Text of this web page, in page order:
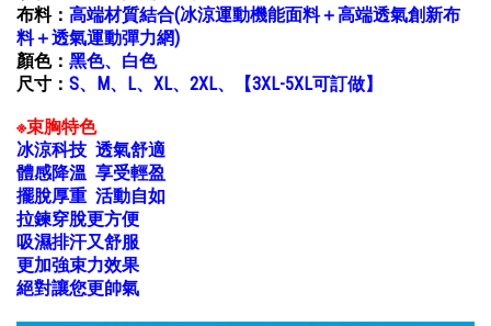
布料： 高端材質結合(冰涼運動機能面料＋高端透氣創新布
料＋透氣運動彈力網)
顏色： 黑色、白色
尺寸： S、M、L、XL、2XL、 【3XL-5XL可訂做】
※束胸特色
冰涼科技 透氣舒適
體感降溫 享受輕盈
擺脫厚重 活動自如
拉鍊穿脫更方便
吸濕排汗又舒服
更加強束力效果
絕對讓您更帥氣